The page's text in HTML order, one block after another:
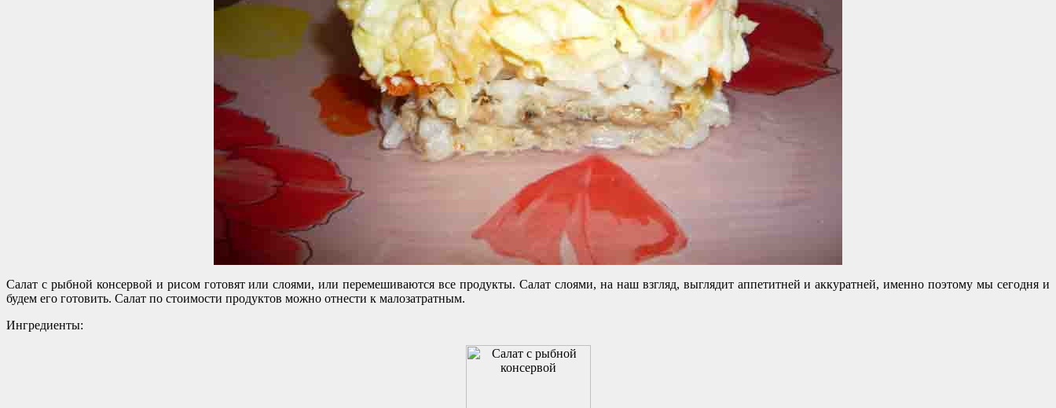
Салат с рыбной консервой и рисом готовят или слоями, или перемешиваются все продукты. Салат слоями, на наш взгляд, выглядит аппетитней и аккуратней, именно поэтому мы сегодня и
будем его готовить. Салат по стоимости продуктов можно отнести к малозатратным.
Ингредиенты: